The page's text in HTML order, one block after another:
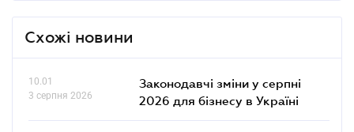
Схожі новини
10.01
3 серпня 2026
Законодавчі зміни у серпні
2026 для бізнесу в Україні